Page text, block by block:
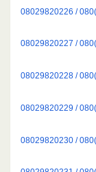
08029820226 /
08029820227 /
08029820228 /
08029820229 /
08029820230 /